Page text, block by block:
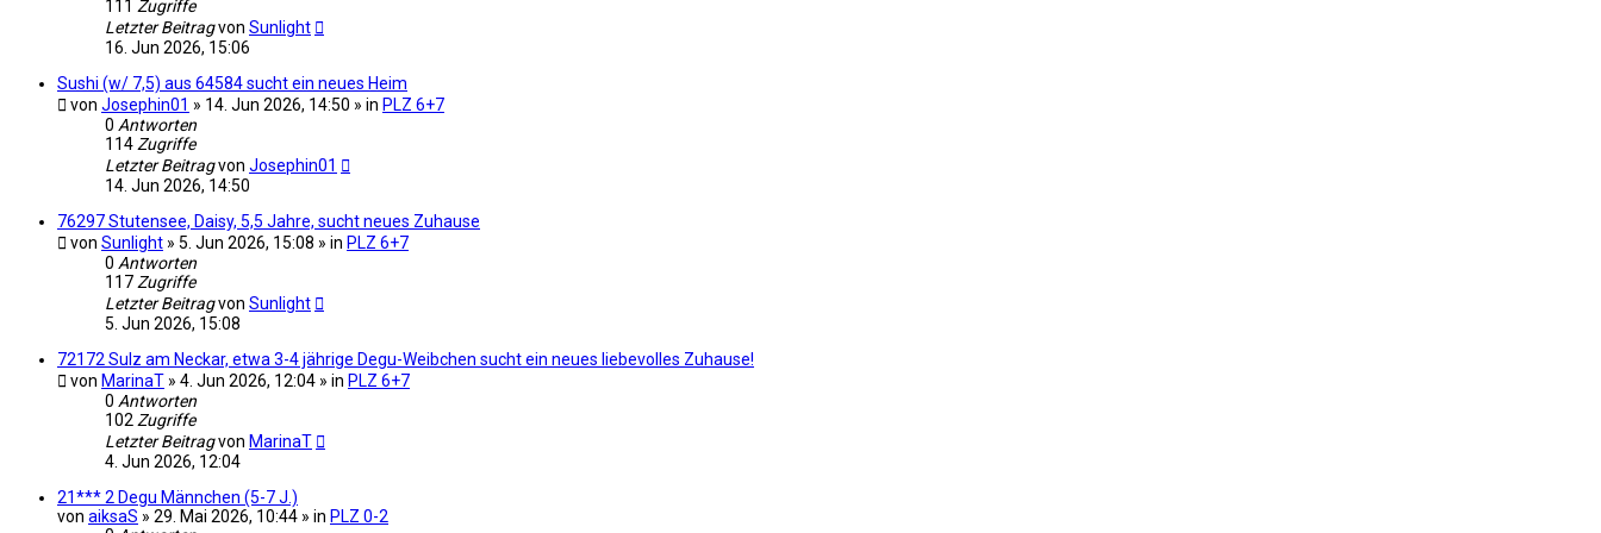
111 Zugriffe
Letzter Beitragvon Sunlight
16. Jun 2026, 15:06
Sushi (w/ 7,5) aus 64584 sucht ein neues Heim
von Josephin01 » 14. Jun 2026, 14:50 » in PLZ 6+7
0 Antworten
114 Zugriffe
Letzter Beitragvon Josephin01
14. Jun 2026, 14:50
76297 Stutensee, Daisy, 5,5 Jahre, sucht neues Zuhause
von Sunlight » 5. Jun 2026, 15:08 » in PLZ 6+7
0 Antworten
117 Zugriffe
Letzter Beitragvon Sunlight
5. Jun 2026, 15:08
72172 Sulz am Neckar, etwa 3-4 jährige Degu-Weibchen sucht ein neues liebevolles Zuhause!
von MarinaT » 4. Jun 2026, 12:04 » in PLZ 6+7
0 Antworten
102 Zugriffe
Letzter Beitragvon MarinaT
4. Jun 2026, 12:04
21*** 2 Degu Männchen (5-7 J.)
von aiksaS » 29. Mai 2026, 10:44 » in PLZ 0-2